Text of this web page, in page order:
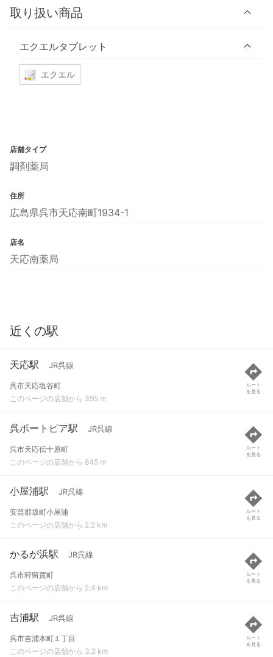
取り扱い商品
エクエルタブレット
エクエル
店舗タイプ
調剤薬局
住所
広島県呉市天応南町1934-1
店名
天応南薬局
近くの駅
天応駅 JR呉線
呉市天応塩谷町
このページの店舗から 395 m
ルート
を見る
呉ポートピア駅 JR呉線
呉市天応伝十原町
このページの店舗から 845 m
ルート
を見る
小屋浦駅 JR呉線
安芸郡坂町小屋浦
このページの店舗から 2.2 km
ルート
を見る
かるが浜駅 JR呉線
呉市狩留賀町
このページの店舗から 2.4 km
ルート
を見る
吉浦駅 JR呉線
呉市吉浦本町１丁目
このページの店舗から 3.2 km
ルート
を見る